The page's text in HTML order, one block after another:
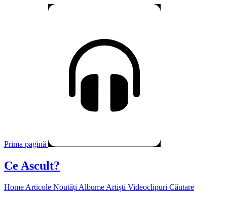
Prima pagină
Ce Ascult?
Home Articole Noutăți Albume Artiști Videoclipuri Căutare